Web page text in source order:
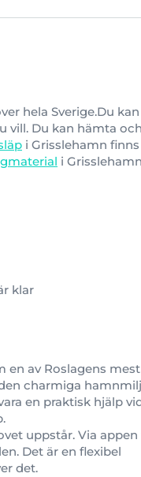
hela Sverige.Du
vill. Du kan hämta
i Grisslehamn
i
klar
en av Roslagens mest
charmiga
en praktisk hjälp
uppstår. Via appen
Det är en flexibel
det.